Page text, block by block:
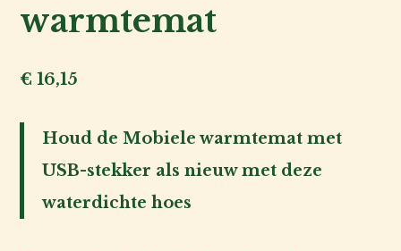
Voor
de
Account
inlog
warmtemat
€ 16,15
Houd de Mobiele warmtemat met
USB-stekker als nieuw met deze
waterdichte hoes